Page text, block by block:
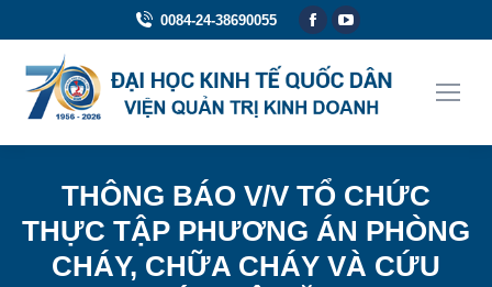
0084-24-38690055
Facebook
opens
in
YouTube
opens
in
THÔNG BÁO V/V TỔ CHỨC
THỰC TẬP PHƯƠNG ÁN PHÒNG
CHÁY, CHỮA CHÁY VÀ CỨU